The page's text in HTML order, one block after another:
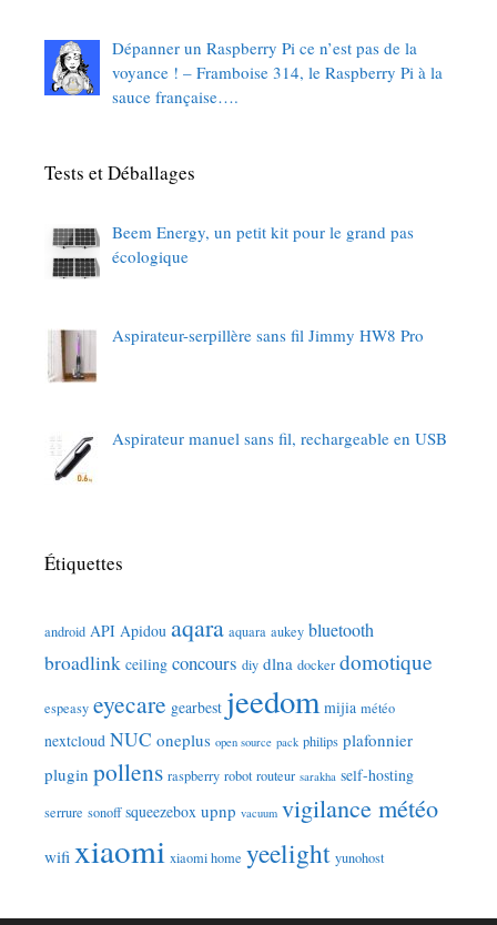
Dépanner un Raspberry Pi ce n’est pas de la
voyance ! – Framboise 314, le Raspberry Pi à la
sauce française….
Tests et Déballages
Beem Energy, un petit kit pour le grand pas
écologique
Aspirateur-serpillère sans fil Jimmy HW8 Pro
Aspirateur manuel sans fil, rechargeable en USB
Étiquettes
android API Apidou aqara aquara aukey bluetooth
broadlink ceiling concours diy dlna docker domotique
espeasy eyecare gearbest jeedom mijia météo
nextcloud NUC oneplus open source pack philips plafonnier
plugin pollens raspberry robot routeur sarakha self-hosting
serrure sonoff squeezebox upnp vacuum vigilance météo
wifi xiaomi xiaomi home yeelight yunohost